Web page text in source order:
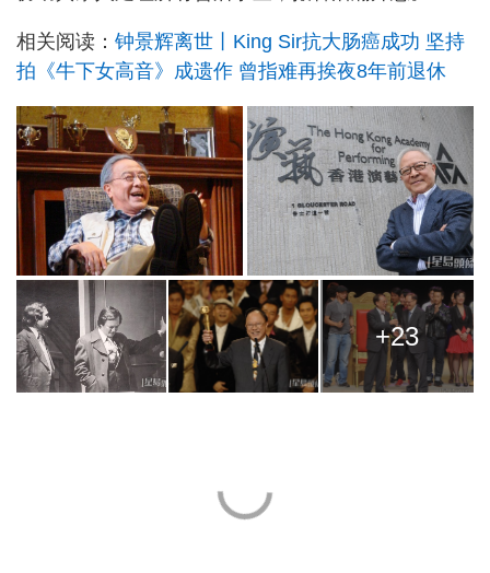
相关阅读： 钟景辉离世丨King Sir抗大肠癌成功 坚持
拍《牛下女高音》成遗作 曾指难再挨夜8年前退休
+23